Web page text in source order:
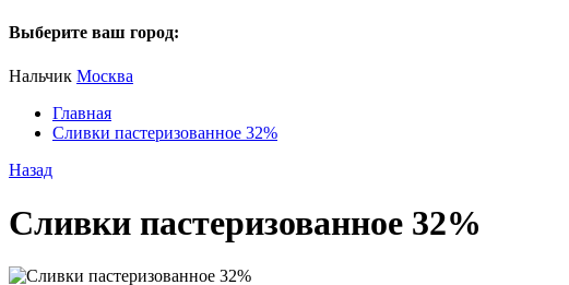
Выберите ваш город:
Нальчик Москва
Главная
Сливки пастеризованное 32%
Назад
Сливки пастеризованное 32%